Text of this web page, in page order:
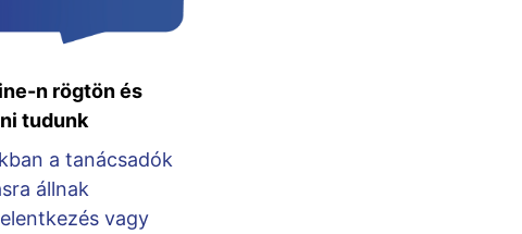
n rögtön és
tudunk
a tanácsadók
állnak
vagy